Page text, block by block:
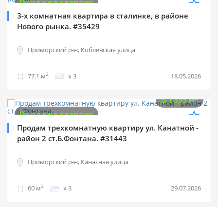
Продажа квартир
3-х комнатная квартира в сталинке, в районе
Нового рынка. #35429
Приморский р-н, Коблевская улица
77.1 м2 х 3 18.05.2026
$1 333 м2
Продажа квартир
Продам трехкомнатную квартиру ул. Канатной -
район 2 ст.Б.Фонтана. #31443
Приморский р-н, Канатная улица
60 м2 х 3 29.07.2026